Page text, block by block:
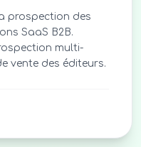
prospection des
SaaS B2B.
multi-
vente des éditeurs.